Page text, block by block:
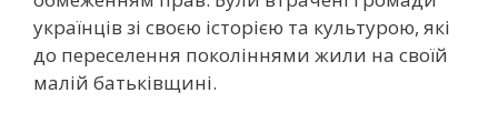
українців зі своєю історією та культурою, які
до переселення поколіннями жили на своїй
малій батьківщині.